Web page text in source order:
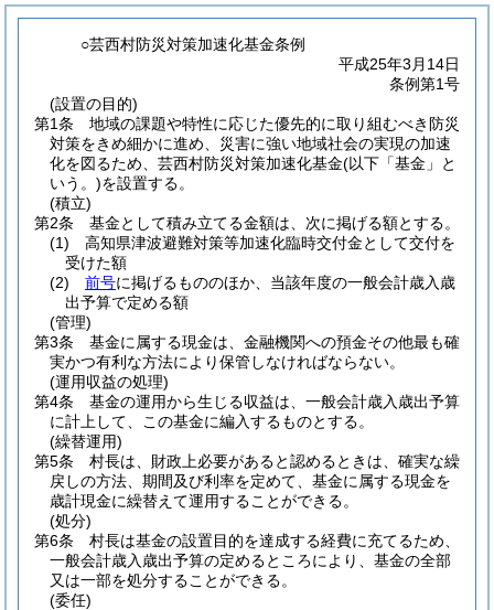
○芸西村防災対策加速化基金条例
平成25年3月14日
条例第1号
(設置の目的)
第1条
地域の課題や特性に応じた優先的に取り組むべき防災
対策をきめ細かに進め、災害に強い地域社会の実現の加速
化を図るため、芸西村防災対策加速化基金(以下「基金」と
いう。)を設置する。
(積立)
第2条
基金として積み立てる金額は、次に掲げる額とする。
(1)
高知県津波避難対策等加速化臨時交付金として交付を
受けた額
(2)
前号に掲げるもののほか、当該年度の一般会計歳入歳
出予算で定める額
(管理)
第3条
基金に属する現金は、金融機関への預金その他最も確
実かつ有利な方法により保管しなければならない。
(運用収益の処理)
第4条
基金の運用から生じる収益は、一般会計歳入歳出予算
に計上して、この基金に編入するものとする。
(繰替運用)
第5条
村長は、財政上必要があると認めるときは、確実な繰
戻しの方法、期間及び利率を定めて、基金に属する現金を
歳計現金に繰替えて運用することができる。
(処分)
第6条
村長は基金の設置目的を達成する経費に充てるため、
一般会計歳入歳出予算の定めるところにより、基金の全部
又は一部を処分することができる。
(委任)